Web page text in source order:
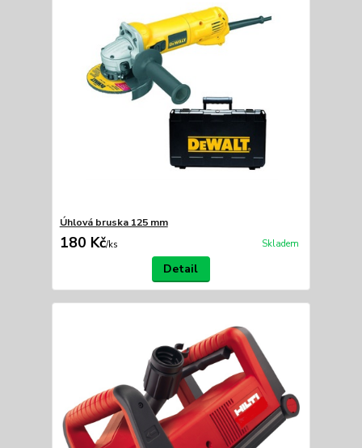
Úhlová bruska 125 mm
180 Kč/ks Skladem
Detail